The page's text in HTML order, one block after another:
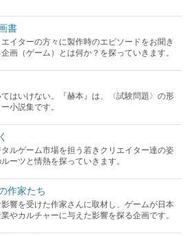
書
イターの方々に製作時のエピソードをお聞き
画（ゲーム）とは何か？を探っていきます。
はいけない。『赫本』は、〈試験問題〉の形
小説集です。
ルゲーム市場を担う若きクリエイター達の姿
ーツと情熱を探っていきます。
作家たち
響を受けた作家さんに取材し、ゲームが日本
やカルチャーに与えた影響を探る企画です。